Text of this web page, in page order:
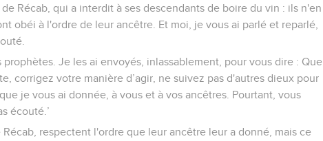
Récab, qui a interdit à ses descendants de boire du vin : ils n'en
obéi à l'ordre de leur ancêtre. Et moi, je vous ai parlé et reparlé,
Je les ai envoyés, inlassablement, pour vous dire : Que
corrigez votre manière d’agir, ne suivez pas d'autres dieux pour
je vous ai donnée, à vous et à vos ancêtres. Pourtant, vous
écouté.’
respectent l'ordre que leur ancêtre leur a donné, mais ce